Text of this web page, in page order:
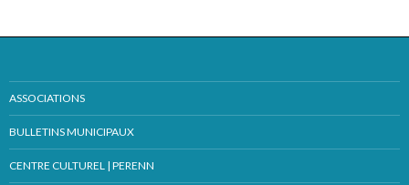
ASSOCIATIONS
BULLETINS MUNICIPAUX
CENTRE CULTUREL | PERENN